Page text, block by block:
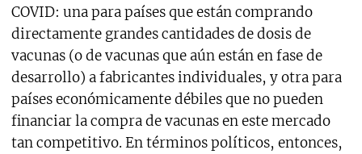
COVID: una para países que están comprando
directamente grandes cantidades de dosis de
vacunas (o de vacunas que aún están en fase de
desarrollo) a fabricantes individuales, y otra para
países económicamente débiles que no pueden
financiar la compra de vacunas en este mercado
tan competitivo. En términos políticos, entonces,